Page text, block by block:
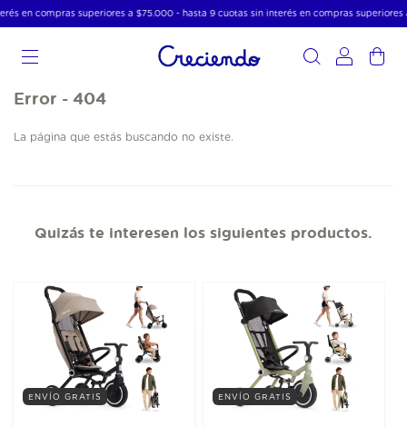
en compras superiores a $75.000 - hasta 9 cuotas sin interés en compras superiores
Error - 404
La página que estás buscando no existe.
Quizás te interesen los siguientes productos.
ENVÍO GRATIS ENVÍO GRATIS